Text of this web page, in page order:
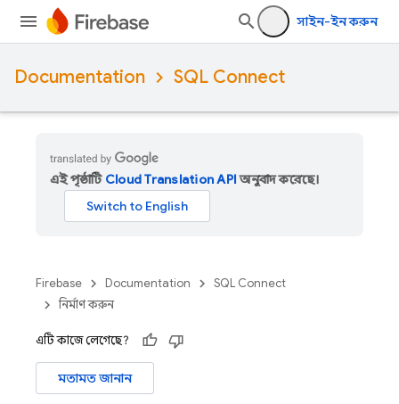
সাইন-ইন করুন
Documentation SQL Connect
এই পৃষ্ঠাটি Cloud Translation APIঅনুবাদ করেছে।
Firebase Documentation
SQL Connect
নির্মাণ করুন
এটি কাজে লেগেছে?
মতামত জানান